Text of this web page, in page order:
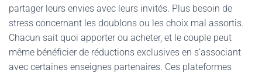
partager leurs envies avec leurs invités. Plus besoin de
stress concernant les doublons ou les choix mal assortis.
Chacun sait quoi apporter ou acheter, et le couple peut
même bénéficier de réductions exclusives en s’associant
avec certaines enseignes partenaires. Ces plateformes